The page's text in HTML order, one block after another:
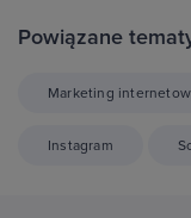
Powiązane
Marketing
Instagram